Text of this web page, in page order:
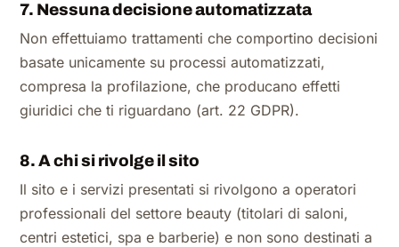
7. Nessuna decisione automatizzata
Non effettuiamo trattamenti che comportino decisioni
basate unicamente su processi automatizzati,
compresa la profilazione, che producano effetti
giuridici che ti riguardano (art. 22 GDPR).
8. A chi si rivolge il sito
Il sito e i servizi presentati si rivolgono a operatori
professionali del settore beauty (titolari di saloni,
centri estetici, spa e barberie) e non sono destinati a